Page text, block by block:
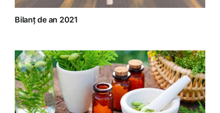
Bilanț de an 2021